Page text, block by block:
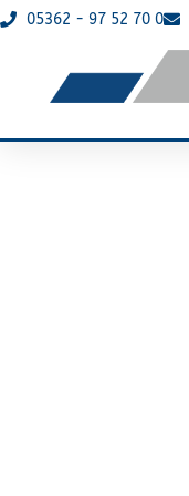
05362 - 97 52 70 0